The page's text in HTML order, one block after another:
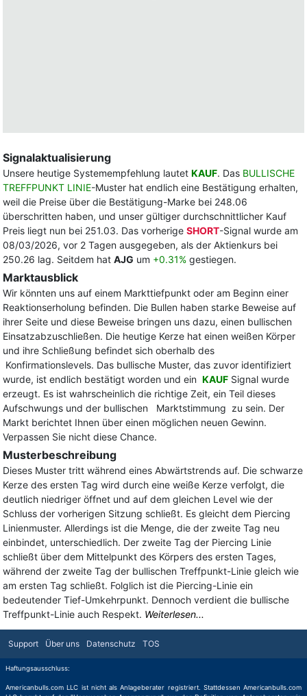
Signalaktualisierung
Unsere heutige Systemempfehlung lautet KAUF. Das BULLISCHE
TREFFPUNKT LINIE-Muster hat endlich eine Bestätigung erhalten,
weil die Preise über die Bestätigung-Marke bei 248.06
überschritten haben, und unser gültiger durchschnittlicher Kauf
Preis liegt nun bei 251.03. Das vorherige SHORT-Signal wurde am
08/03/2026, vor 2 Tagen ausgegeben, als der Aktienkurs bei
250.26 lag. Seitdem hat AJG um +0.31% gestiegen.
Marktausblick
Wir könnten uns auf einem Markttiefpunkt oder am Beginn einer
Reaktionserholung befinden. Die Bullen haben starke Beweise auf
ihrer Seite und diese Beweise bringen uns dazu, einen bullischen
Einsatzabzuschließen. Die heutige Kerze hat einen weißen Körper
und ihre Schließung befindet sich oberhalb des
Konfirmationslevels. Das bullische Muster, das zuvor identifiziert
wurde, ist endlich bestätigt worden und ein KAUF Signal wurde
erzeugt. Es ist wahrscheinlich die richtige Zeit, ein Teil dieses
Aufschwungs und der bullischen Marktstimmung zu sein. Der
Markt berichtet Ihnen über einen möglichen neuen Gewinn.
Verpassen Sie nicht diese Chance.
Musterbeschreibung
Dieses Muster tritt während eines Abwärtstrends auf. Die schwarze
Kerze des ersten Tag wird durch eine weiße Kerze verfolgt, die
deutlich niedriger öffnet und auf dem gleichen Level wie der
Schluss der vorherigen Sitzung schließt. Es gleicht dem Piercing
Linienmuster. Allerdings ist die Menge, die der zweite Tag neu
einbindet, unterschiedlich. Der zweite Tag der Piercing Linie
schließt über dem Mittelpunkt des Körpers des ersten Tages,
während der zweite Tag der bullischen Treffpunkt-Linie gleich wie
am ersten Tag schließt. Folglich ist die Piercing-Linie ein
bedeutender Tief-Umkehrpunkt. Dennoch verdient die bullische
Treffpunkt-Linie auch Respekt. Weiterlesen...
Support Über uns Datenschutz TOS
Haftungsausschluss:
Americanbulls.com LLC ist nicht als Anlageberater registriert. Stattdessen Americanbulls.com